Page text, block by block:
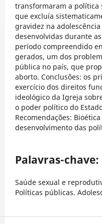
transformaram a política
que excluía
gravidez na
desenvolvidas durante
período compreendido
gerados, um dos
pública no país, que
aborto. Conclusões: os
exercício dos direitos
ideológico da Igreja
o poder político do
Recomendações:
desenvolvimento das
Palavras-chave:
Saúde sexual e
Políticas públicas.